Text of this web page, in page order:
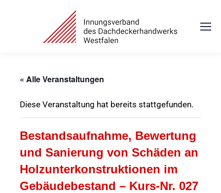
« Alle Veranstaltungen
Diese Veranstaltung hat bereits stattgefunden.
Bestandsaufnahme, Bewertung
und Sanierung von Schäden an
Holzunterkonstruktionen im
Gebäudebestand – Kurs-Nr. 027